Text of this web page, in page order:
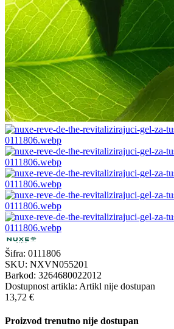
Šifra: 0111806
SKU: NXVN055201
Barkod: 3264680022012
Dostupnost artikla: Artikl nije dostupan
13,72 €
Proizvod trenutno nije dostupan